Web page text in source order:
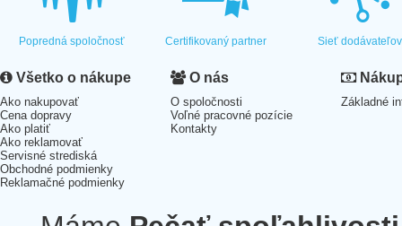
Popredná spoločnosť Certifikovaný partner Sieť dodávateľov
Všetko o nákupe
Ako nakupovať
Cena dopravy
Ako platiť
Ako reklamovať
Servisné strediská
Obchodné podmienky
Reklamačné podmienky
O nás
O spoločnosti
Voľné pracovné pozície
Kontakty
Základné